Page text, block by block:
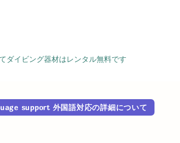
ダイビング器材はレンタル無料です
support 外国語対応の詳細に​ついて